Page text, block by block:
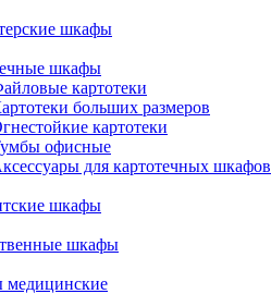
шкафы
шкафы
картотеки
больших размеров
картотеки
офисные
для картотечных шкафов
шкафы
шкафы